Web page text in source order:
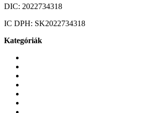
DIC: 2022734318
IC DPH: SK2022734318
Kategóriák